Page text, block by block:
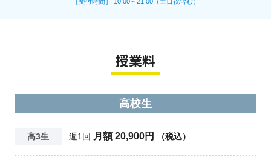
授業料
高校生
高3生 週1回 月額 20,900円 （税込）